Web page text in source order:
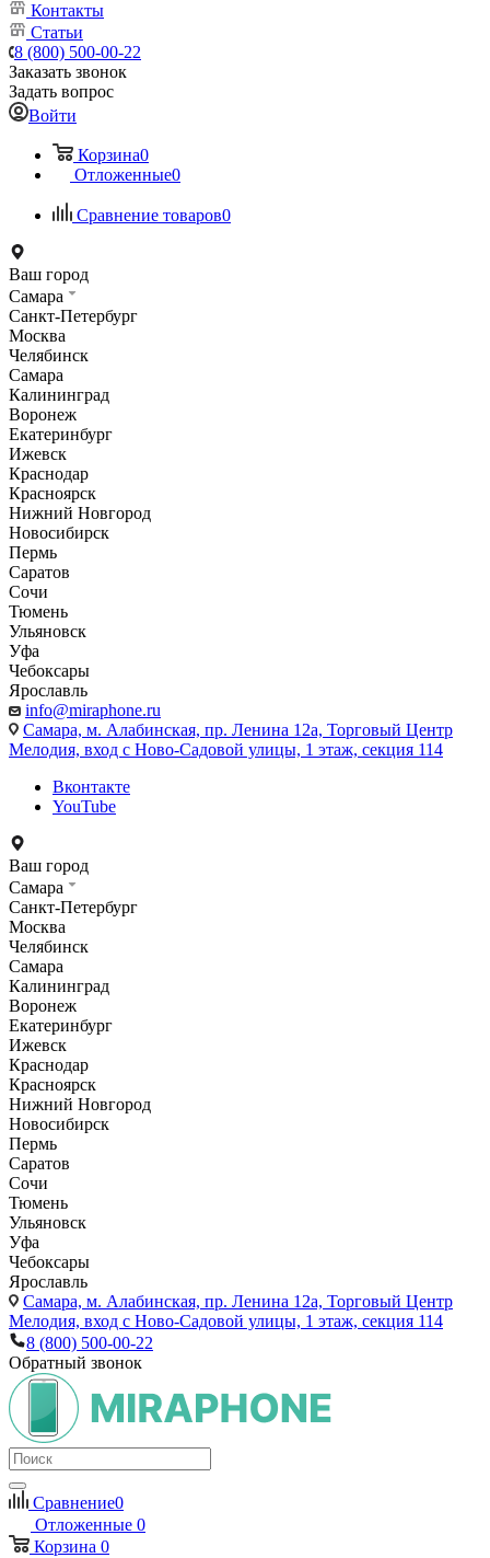
Контакты
Статьи
8 (800) 500-00-22
Заказать звонок
Задать вопрос
Войти
Корзина0
Отложенные0
Сравнение товаров0
Ваш город
Самара
Санкт-Петербург
Москва
Челябинск
Самара
Калининград
Воронеж
Екатеринбург
Ижевск
Краснодар
Красноярск
Нижний Новгород
Новосибирск
Пермь
Саратов
Сочи
Тюмень
Ульяновск
Уфа
Чебоксары
Ярославль
info@miraphone.ru
Самара, м. Алабинская, пр. Ленина 12а, Торговый Центр
Мелодия, вход с Ново-Садовой улицы, 1 этаж, секция 114
Вконтакте
YouTube
Ваш город
Самара
Санкт-Петербург
Москва
Челябинск
Самара
Калининград
Воронеж
Екатеринбург
Ижевск
Краснодар
Красноярск
Нижний Новгород
Новосибирск
Пермь
Саратов
Сочи
Тюмень
Ульяновск
Уфа
Чебоксары
Ярославль
Самара, м. Алабинская, пр. Ленина 12а, Торговый Центр
Мелодия, вход с Ново-Садовой улицы, 1 этаж, секция 114
8 (800) 500-00-22
Обратный звонок
Сравнение0
Отложенные 0
Корзина 0